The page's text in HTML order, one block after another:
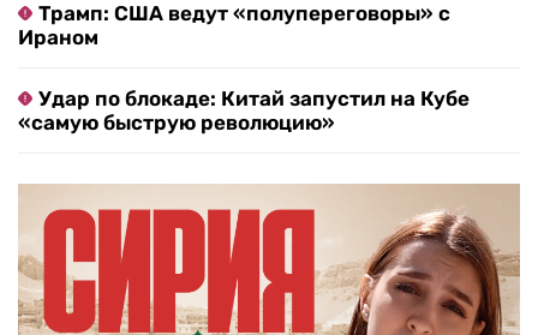
Трамп: США ведут «полупереговоры» с
Ираном
Удар по блокаде: Китай запустил на Кубе
«самую быструю революцию»